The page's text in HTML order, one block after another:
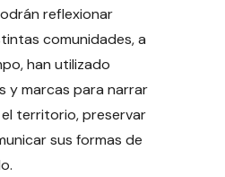
reflexionar
comunidades, a
han utilizado
y marcas para narrar
territorio, preservar
sus formas de